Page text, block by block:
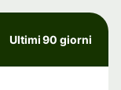
Ultimi 90 giorni